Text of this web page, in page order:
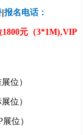
|报名电话：
1800元（3*1M),VIP
位）
位）
位）